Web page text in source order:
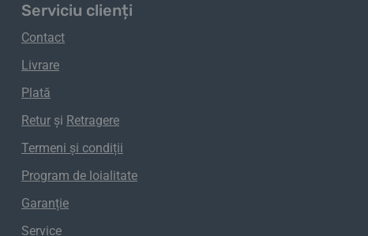
Serviciu clienți
Contact
Livrare
Plată
Retur și Retragere
Termeni și condiții
Program de loialitate
Garanție
Service